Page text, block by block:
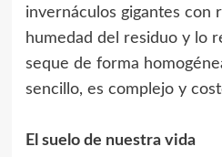
invernáculos gigantes con
humedad del residuo y lo
seque de forma
sencillo, es complejo y
El suelo de nuestra vida